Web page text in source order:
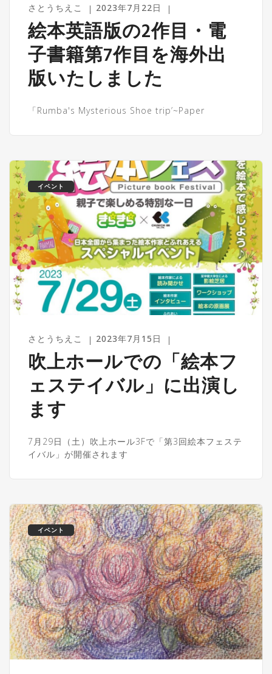
さとうちえこ 2023年7月22日
絵本英語版の2作目・電
子書籍第7作目を海外出
版いたしました
「Rumba's Mysterious Shoe trip’~Paper
イベント
さとうちえこ 2023年7月15日
吹上ホールでの「絵本フ
ェステイバル」に出演し
ます
7月29日（土）吹上ホール3Fで「第3回絵本フェステ
イバル」が開催されます
イベント